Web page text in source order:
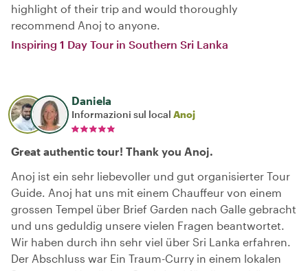
highlight of their trip and would thoroughly
recommend Anoj to anyone.
Inspiring 1 Day Tour in Southern Sri Lanka
Daniela
Informazioni sul local Anoj
Great authentic tour! Thank you Anoj.
Anoj ist ein sehr liebevoller und gut organisierter Tour
Guide. Anoj hat uns mit einem Chauffeur von einem
grossen Tempel über Brief Garden nach Galle gebracht
und uns geduldig unsere vielen Fragen beantwortet.
Wir haben durch ihn sehr viel über Sri Lanka erfahren.
Der Abschluss war Ein Traum-Curry in einem lokalen